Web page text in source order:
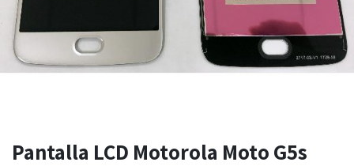
Pantalla LCD Motorola Moto G5s